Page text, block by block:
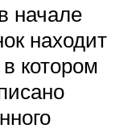
начале
находит
котором